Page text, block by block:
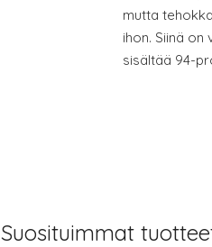
mutta
ihon. Siinä
sisältää 94-
Suosituimmat